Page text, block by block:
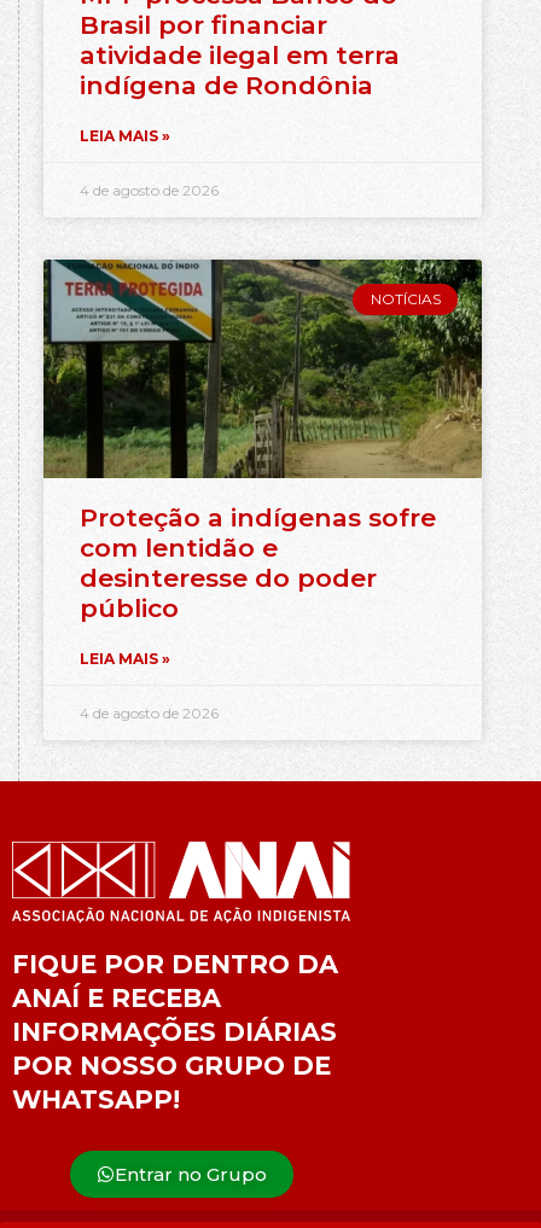
Brasil por financiar
atividade ilegal em terra
indígena de Rondônia
LEIA MAIS »
4 de agosto de 2026
NOTÍCIAS
Proteção a indígenas sofre
com lentidão e
desinteresse do poder
público
LEIA MAIS »
4 de agosto de 2026
FIQUE POR DENTRO DA
ANAÍ E RECEBA
INFORMAÇÕES DIÁRIAS
POR NOSSO GRUPO DE
WHATSAPP!
Entrar no Grupo